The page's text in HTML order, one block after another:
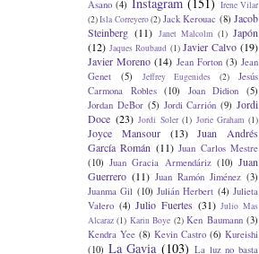
Asano (4)
Irene Vilar
(2)Isla Correyero(2) Jack Kerouac (8) Jacob
Steinberg (11) Janet Malcolm (1) Japón
(12) Jaques Roubaud (1) Javier Calvo (19)
Javier Moreno (14) Jean Forton (3) Jean
Genet
(5) Jeffrey Eugenides (2)
Jesús
Carmona Robles
(10) Joan Didion
(5)
Jordan DeBor (5) Jordi Carrión (9) Jordi
Doce (23) Jordi Soler (1) Jorie Graham (1)
Joyce Mansour (13)
Juan Andrés
García Román (11) Juan Carlos Mestre
(10) Juan Gracia Armendáriz (10) Juan
Guerrero (11) Juan Ramón Jiménez (3)
Juanma Gil (10) Julián Herbert (4) Julieta
Valero (4) Julio Fuertes (31) Julio Mas
Alcaraz (1) Karin Boye (2) Ken Baumann (3)
Kendra Yee (8) Kevin Castro (6) Kureishi
(10) La Gavia (103) La luz no basta